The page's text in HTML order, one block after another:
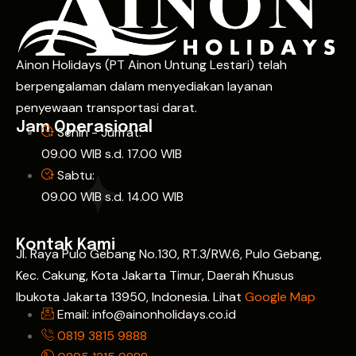
Ainon Holidays (PT Ainon Untung Lestari) telah
berpengalaman dalam menyediakan layanan
penyewaan transportasi darat.
Jam Operasional
Senin - Jum'at:
09.00 WIB s.d. 17.00 WIB
Sabtu:
09.00 WIB s.d. 14.00 WIB
Kontak Kami
Jl. Raya Pulo Gebang No.130, RT.3/RW.6, Pulo Gebang,
Kec. Cakung, Kota Jakarta Timur, Daerah Khusus
Ibukota Jakarta 13950, Indonesia. Lihat Google Map
Email: info@ainonholidays.co.id
0819 3815 9888